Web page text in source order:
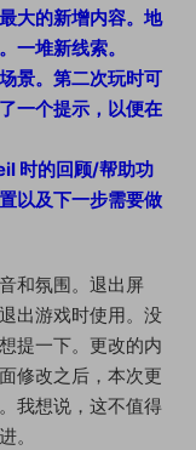
大的新增内容。地
一堆新线索。
景。第二次玩时可
一个提示，以便在
时的回顾/帮助功
以及下一步需要做
和氛围。退出屏
出游戏时使用。没
提一下。更改的内
修改之后，本次更
我想说，这不值得
。